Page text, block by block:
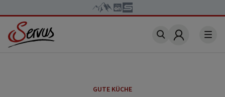
Account
GUTE KÜCHE